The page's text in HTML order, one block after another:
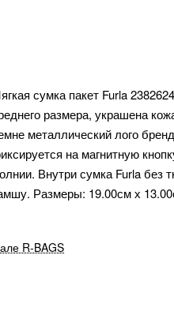
сумка пакет Furla
размера, украшена
металлический лого
на магнитную
Внутри сумка Furla без
Размеры: 19.00см х
R-BAGS